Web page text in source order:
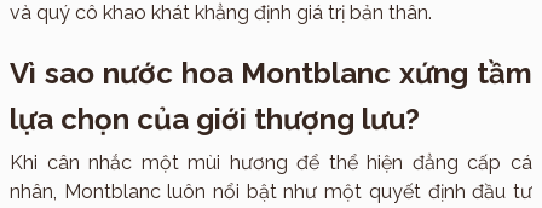
và quý cô khao khát khẳng định giá trị bản thân.
Vì sao nước hoa Montblanc xứng tầm
lựa chọn của giới thượng lưu?
Khi cân nhắc một mùi hương để thể hiện đẳng cấp cá
nhân, Montblanc luôn nổi bật như một quyết định đầu tư